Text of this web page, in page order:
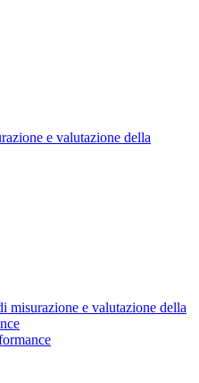
e valutazione della
misurazione e valutazione della